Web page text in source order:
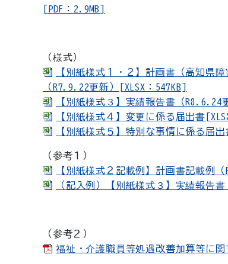
[PDF：2.9MB]
（様式）
【別紙様式１・２】計画書（高知県
（R7.9.22更新）[XLSX：547KB]
【別紙様式３】実績報告書（R8.6.24
【別紙様式４】変更に係る届出書
【別紙様式５】特別な事情に係る届
（参考１）
【別紙様式２記載例】計画書記載例
（記入例）【別紙様式３】実績報告
（参考２）
福祉・介護職員等処遇改善加算等に